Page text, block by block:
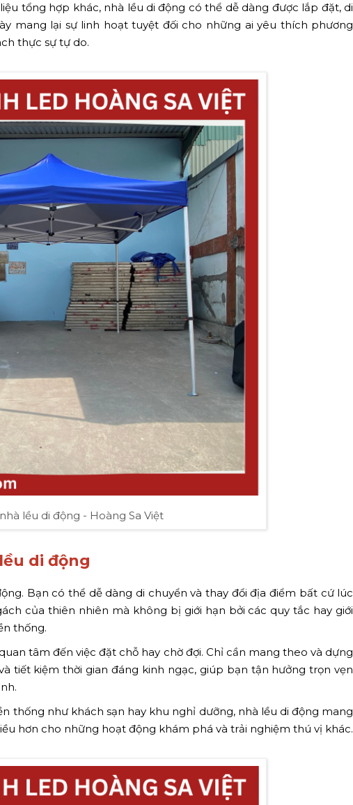
tổng hợp khác, nhà lều di động có thể dễ dàng được lắp đặt, di
mang lại sự linh hoạt tuyệt đối cho những ai yêu thích phương
thực sự tự do.
lều di động - Hoàng Sa Việt
di động
Bạn có thể dễ dàng di chuyển và thay đổi địa điểm bất cứ lúc
của thiên nhiên mà không bị giới hạn bởi các quy tắc hay giới
thống.
tâm đến việc đặt chỗ hay chờ đợi. Chỉ cần mang theo và dựng
tiết kiệm thời gian đáng kinh ngạc, giúp bạn tận hưởng trọn vẹn
thống như khách sạn hay khu nghỉ dưỡng, nhà lều di động mang
hơn cho những hoạt động khám phá và trải nghiệm thú vị khác.